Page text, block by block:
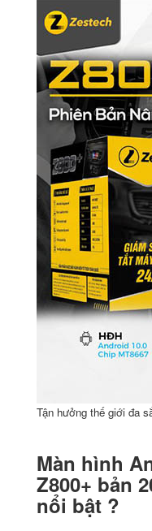
Tận hưởng thế giới đa
Màn hình
Z800+ bản
nổi bật ?